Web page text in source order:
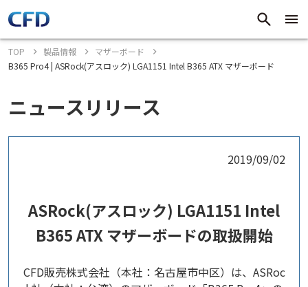
TOP 製品情報
マザーボード
B365 Pro4 | ASRock(アスロック) LGA1151 Intel B365 ATX マザーボード
ニュースリリース
2019/09/02
ASRock(アスロック) LGA1151 Intel
B365 ATX マザーボードの取扱開始
CFD販売株式会社（本社：名古屋市中区）は、ASRoc